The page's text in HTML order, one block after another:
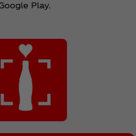
Play.